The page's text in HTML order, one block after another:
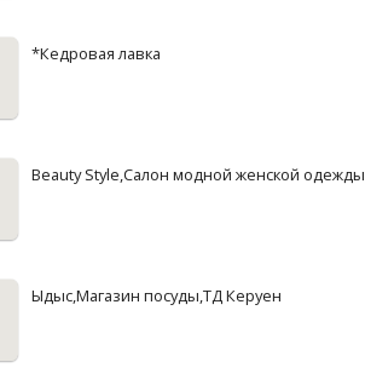
*Кедровая лавка
Beauty Style,Салон модной женской одежды
Ыдыс,Магазин посуды,ТД Керуен